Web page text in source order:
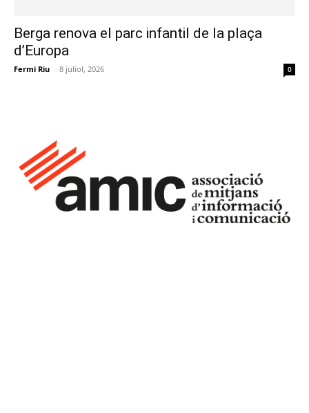
Berga renova el parc infantil de la plaça
d’Europa
Fermi Riu - 8 juliol, 2026 0